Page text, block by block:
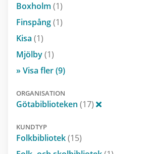
Boxholm (1)
Finspång(1)
Kisa (1)
Mjölby(1)
» Visa fler (9)
ORGANISATION
Götabiblioteken (17)
KUNDTYP
Folkbibliotek(15)